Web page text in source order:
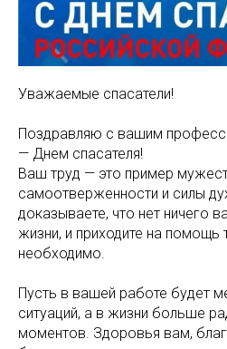
Уважаемые спасатели!
Поздравляю с вашим
— Днем спасателя!
Ваш труд — это пример
самоотверженности и силы
доказываете, что нет ничего
жизни, и приходите на помощь
необходимо.
Пусть в вашей работе будет
ситуаций, а в жизни больше
моментов. Здоровья вам,